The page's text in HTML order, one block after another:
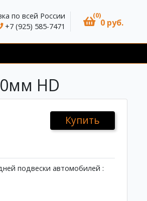
по всей России
+7 (925) 585-7471
(0)
0 руб.
HD
Купить
подвески автомобилей :